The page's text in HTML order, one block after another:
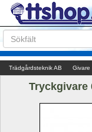
Trädgårdsteknik AB Givare
Tryckgivare